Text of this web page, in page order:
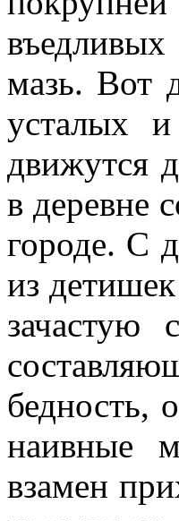
мазь. Вот
усталых
движутся
в деревне
городе. С
из
зачастую
бедность,
наивные
взамен